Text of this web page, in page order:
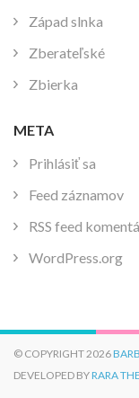
Západ slnka
Zberateľské
Zbierka
META
Prihlásiť sa
Feed záznamov
RSS feed
WordPress.org
© COPYRIGHT 2026
DEVELOPED BYRARA